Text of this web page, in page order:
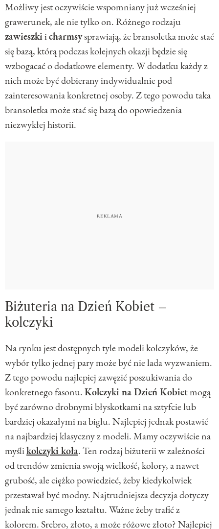
Możliwy jest oczywiście wspomniany już wcześniej
grawerunek, ale nie tylko on. Różnego rodzaju
zawieszkiicharmsysprawiają, że bransoletka może stać
się bazą, którą podczas kolejnych okazji będzie się
wzbogacać o dodatkowe elementy. W dodatku każdy z
nich może być dobierany indywidualnie pod
zainteresowania konkretnej osoby. Z tego powodu taka
bransoletka może stać się bazą do opowiedzenia
niezwykłej historii.
Biżuteria na Dzień Kobiet –
kolczyki
Na rynku jest dostępnych tyle modeli kolczyków, że
wybór tylko jednej pary może być nie lada wyzwaniem.
Z tego powodu najlepiej zawęzić poszukiwania do
konkretnego fasonu.Kolczyki na Dzień Kobietmogą
być zarówno drobnymi błyskotkami na sztyfcie lub
bardziej okazałymi na biglu. Najlepiej jednak postawić
na najbardziej klasyczny z modeli. Mamy oczywiście na
myślikolczyki koła. Ten rodzaj biżuterii w zależności
od trendów zmienia swoją wielkość, kolory, a nawet
grubość, ale ciężko powiedzieć, żeby kiedykolwiek
przestawał być modny. Najtrudniejsza decyzja dotyczy
jednak nie samego kształtu. Ważne żeby trafić z
kolorem. Srebro, złoto, a może różowe złoto? Najlepiej